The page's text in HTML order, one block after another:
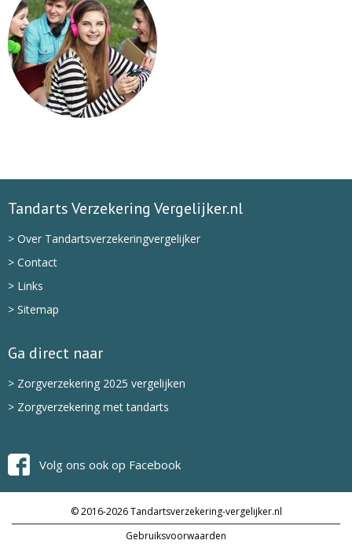
Tandarts Verzekering Vergelijker.nl
> Over Tandartsverzekeringvergelijker
> Contact
> Links
> Sitemap
Ga direct naar
> Zorgverzekering 2025 vergelijken
> Zorgverzekering met tandarts
Volg ons ook op Facebook
© 2016-2026 Tandartsverzekering-vergelijker.nl
Gebruiksvoorwaarden